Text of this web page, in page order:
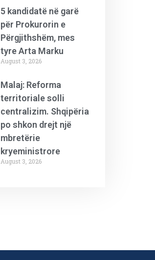
5 kandidatë në garë
për Prokurorin e
Përgjithshëm, mes
tyre Arta Marku
August 3, 2026
Malaj: Reforma
territoriale solli
centralizim. Shqipëria
po shkon drejt një
mbretërie
kryeministrore
August 3, 2026